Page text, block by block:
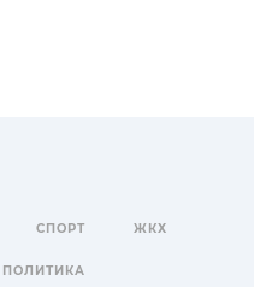
СПОРТ ЖКХ
ПОЛИТИКА